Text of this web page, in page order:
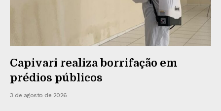
Capivari realiza borrifação em
prédios públicos
3 de agosto de 2026